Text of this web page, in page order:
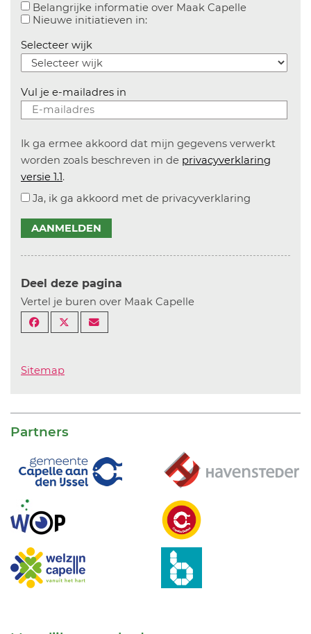
Belangrijke informatie over Maak CapelleAanvinken
Nieuwe initiatieven in:Aanvinken om informatie over
Selecteer wijk
Vul je e-mailadres in
Ik ga ermee akkoord dat mijn gegevens verwerkt
worden zoals beschreven in de privacyverklaring
versie 1.1.
Ja, ik ga akkoord met de privacyverklaring
AANMELDEN
Deel deze pagina
Vertel je buren over Maak Capelle
Sitemap
Partners